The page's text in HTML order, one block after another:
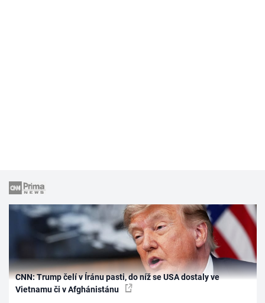
CNN: Trump čelí v Íránu pasti, do níž se USA dostaly ve
Vietnamu či v Afghánistánu